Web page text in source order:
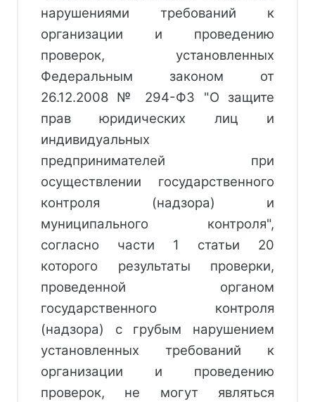
нарушениями требований к
организации и проведению
проверок, установленных
Федеральным законом от
26.12.2008 № 294-ФЗ "О защите
прав юридических лиц и
индивидуальных
предпринимателей при
осуществлении государственного
контроля (надзора) и
муниципального контроля",
согласно части 1 статьи 20
которого результаты проверки,
проведенной органом
государственного контроля
(надзора) с грубым нарушением
установленных требований к
организации и проведению
проверок, не могут являться